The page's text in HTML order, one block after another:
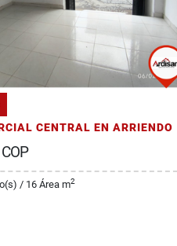
CENTRAL EN ARRIENDO
COP
/ 16 Área m2